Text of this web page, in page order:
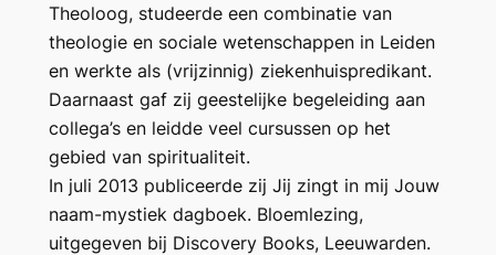
Theoloog, studeerde een combinatie van
theologie en sociale wetenschappen in Leiden
en werkte als (vrijzinnig) ziekenhuispredikant.
Daarnaast gaf zij geestelijke begeleiding aan
collega’s en leidde veel cursussen op het
gebied van spiritualiteit.
In juli 2013 publiceerde zij Jij zingt in mij Jouw
naam-mystiek dagboek. Bloemlezing,
uitgegeven bij Discovery Books, Leeuwarden.